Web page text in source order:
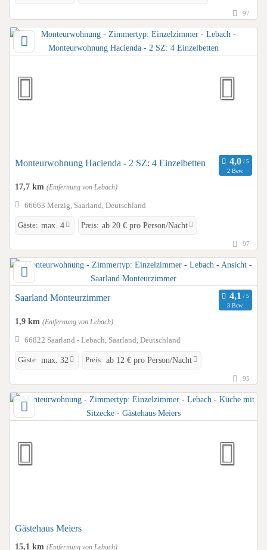
97
Monteurwohnung Hacienda - 2 SZ: 4 Einzelbetten
2 Bew.
17,7 km (Entfernung von Lebach)
66663 Merzig, Saarland, Deutschland
Gäste: max. 4 Preis: ab 20 € pro Person/Nacht
97
Saarland Monteurzimmer
3 Bew.
1,9 km (Entfernung von Lebach)
66822 Saarland - Lebach, Saarland, Deutschland
Gäste: max. 32 Preis: ab 12 € pro Person/Nacht
95
Gästehaus Meiers
15,1 km (Entfernung von Lebach)